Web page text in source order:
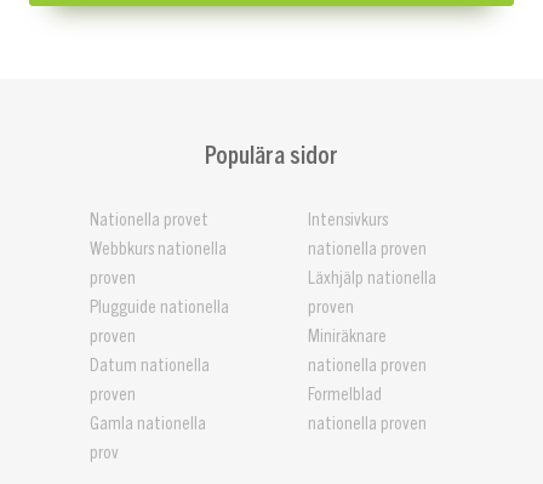
Populära sidor
Nationella provet
Webbkurs nationella
proven
Plugguide nationella
proven
Datum nationella
proven
Gamla nationella
prov
Intensivkurs
nationella proven
Läxhjälp nationella
proven
Miniräknare
nationella proven
Formelblad
nationella proven